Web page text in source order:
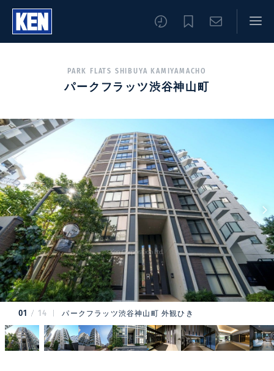
PARK FLATS SHIBUYA KAMIYAMACHO
パークフラッツ渋谷神山町
01 14 パークフラッツ渋谷神山町 外観ひき